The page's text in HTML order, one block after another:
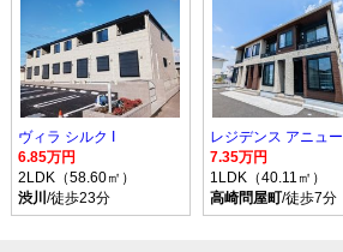
ヴィラ シルク I
6.85万円
2LDK（58.60㎡）
渋川 /徒歩23分
レジデンス アニュー
7.35万円
1LDK（40.11㎡）
高崎問屋町/徒歩7分